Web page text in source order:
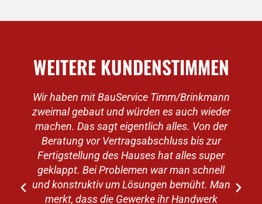
WEITERE KUNDENSTIMMEN
Wir haben mit BauService Timm/Brinkmann
zweimal gebaut und würden es auch wieder
machen. Das sagt eigentlich alles. Von der
Beratung vor Vertragsabschluss bis zur
Fertigstellung des Hauses hat alles super
geklappt. Bei Problemen war man schnell
und konstruktiv um Lösungen bemüht. Man
merkt, dass die Gewerke ihr Handwerk